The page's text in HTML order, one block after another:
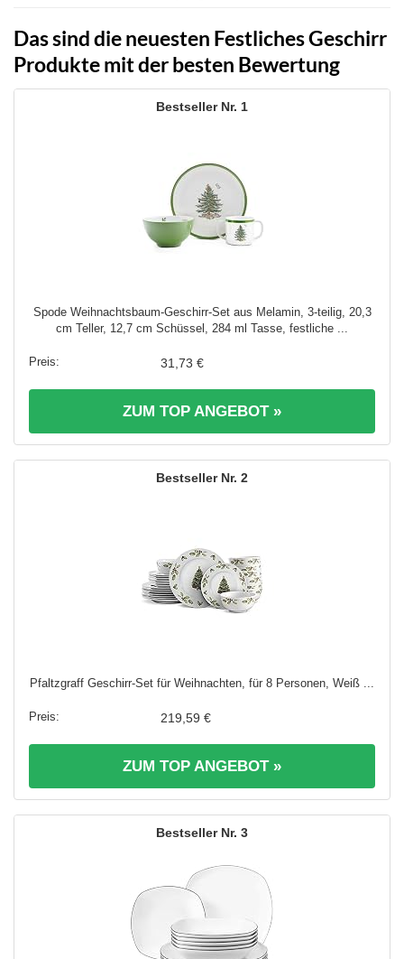
Das sind die neuesten Festliches Geschirr
Produkte mit der besten Bewertung
1
Spode Weihnachtsbaum-Geschirr-Set aus Melamin, 3-teilig, 20,3
cm Teller, 12,7 cm Schüssel, 284 ml Tasse, festliche ...
31,73 €
ZUM TOP ANGEBOT »
2
Pfaltzgraff Geschirr-Set für Weihnachten, für 8 Personen, Weiß ...
219,59 €
ZUM TOP ANGEBOT »
3